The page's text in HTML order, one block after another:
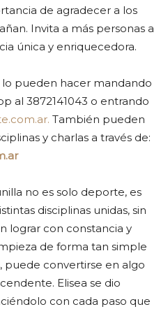
de agradecer a los
Invita a más personas a
única y enriquecedora.
lo pueden hacer mandando
al 3872141043 o entrando
También pueden
y charlas a través de:
no es solo deporte, es
disciplinas unidas, sin
lograr con constancia y
de forma tan simple
puede convertirse en algo
Elisea se dio
con cada paso que